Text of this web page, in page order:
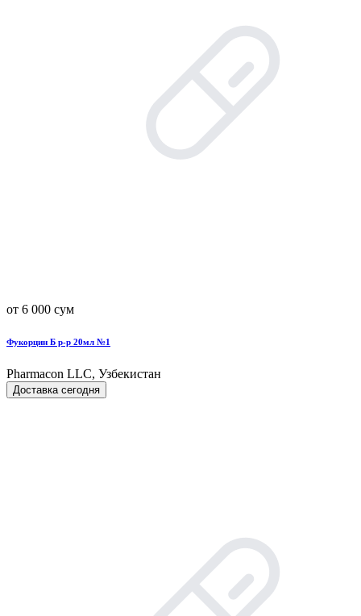
от 6 000 сум
Фукорцин Б р-р 20мл №1
Pharmacon LLC, Узбекистан
Доставка сегодня